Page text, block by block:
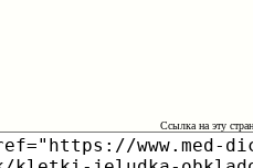
Ссылка на эту